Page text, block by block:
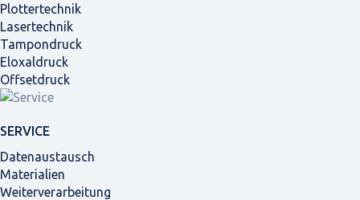
Plottertechnik
Lasertechnik
Tampondruck
Eloxaldruck
Offsetdruck
SERVICE
Datenaustausch
Materialien
Weiterverarbeitung